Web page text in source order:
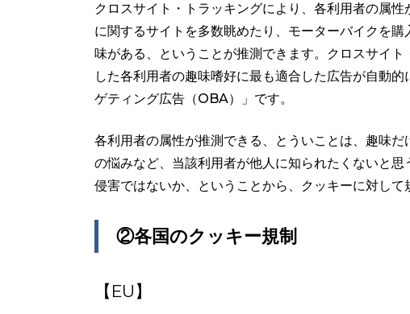
クロスサイト・トラッキングにより、各利用者の属
に関するサイトを多数眺めたり、モーターバイクを
味がある、ということが推測できます。クロスサイ
した各利用者の趣味嗜好に最も適合した広告が自動
ゲティング広告（OBA）」です。
各利用者の属性が推測できる、とういことは、趣味
の悩みなど、当該利用者が他人に知られたくないと
侵害ではないか、ということから、クッキーに対して
②各国のクッキー規制
【EU】